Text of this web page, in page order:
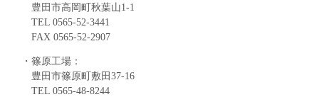
豊田市高岡町秋葉山1-1
TEL 0565-52-3441
FAX 0565-52-2907
・篠原工場：
豊田市篠原町敷田37-16
TEL 0565-48-8244